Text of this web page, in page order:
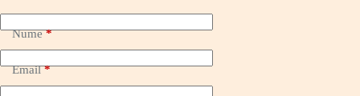
Nume*
Email*